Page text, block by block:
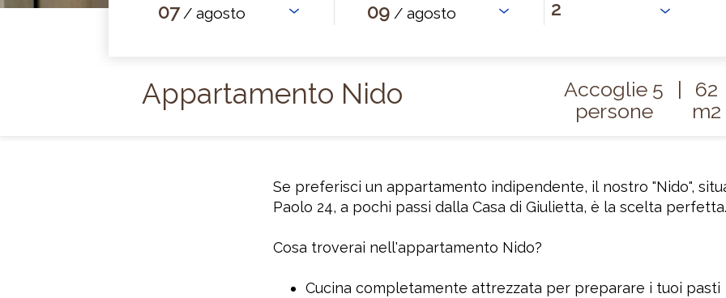
07 / agosto 09 / agosto
Appartamento Nido
Accoglie 5
persone
|
62
m2
Se preferisci un appartamento indipendente, il nostro "Nido",
Paolo 24, a pochi passi dalla Casa di Giulietta, è la scelta perfetta.
Cosa troverai nell'appartamento Nido?
Cucina completamente attrezzata per preparare i tuoi pasti